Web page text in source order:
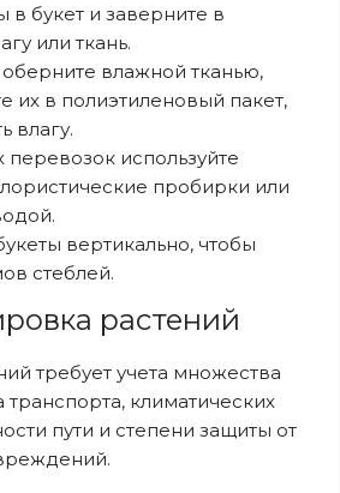
в букет и заверните в
или ткань.
влажной тканью,
их в полиэтиленовый пакет,
влагу.
перевозок используйте
пробирки или
вертикально, чтобы
стеблей.
растений
требует учета множества
климатических
пути и степени защиты от